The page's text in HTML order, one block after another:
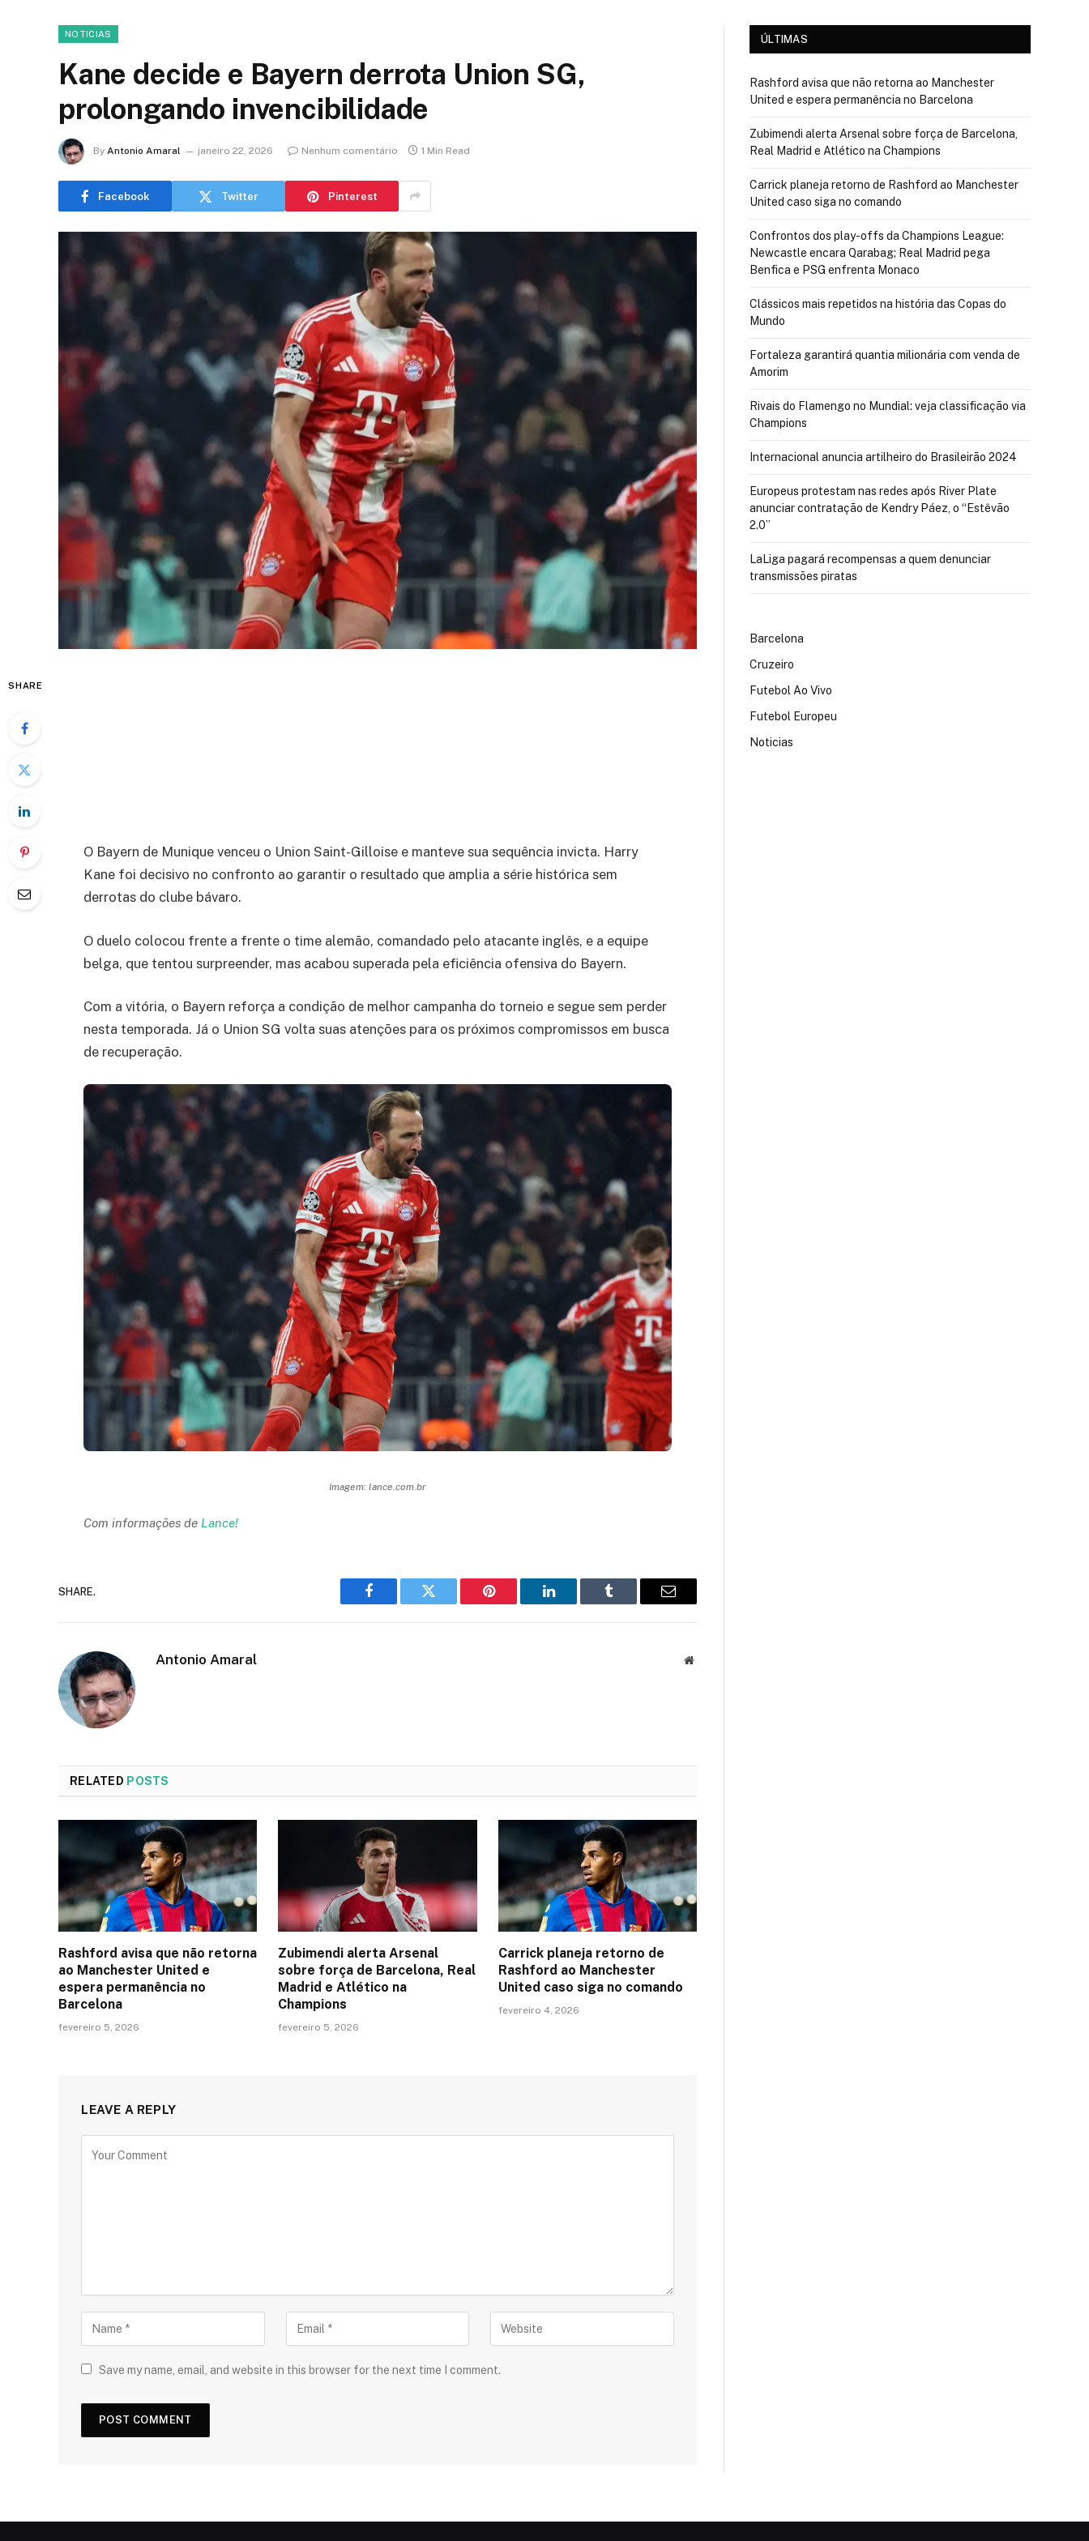
NOTICIAS
Kane decide e Bayern derrota Union SG,
prolongando invencibilidade
By Antonio Amaral janeiro 22, 2026 Nenhum comentário 1 Min Read
Facebook Twitter Pinterest
SHARE
O Bayern de Munique venceu o Union Saint-Gilloise e manteve sua sequência invicta. Harry
Kane foi decisivo no confronto ao garantir o resultado que amplia a série histórica sem
derrotas do clube bávaro.
O duelo colocou frente a frente o time alemão, comandado pelo atacante inglês, e a equipe
belga, que tentou surpreender, mas acabou superada pela eficiência ofensiva do Bayern.
Com a vitória, o Bayern reforça a condição de melhor campanha do torneio e segue sem perder
nesta temporada. Já o Union SG volta suas atenções para os próximos compromissos em busca
de recuperação.
Imagem: lance.com.br
Com informações de Lance!
SHARE.
Facebook Twitter Pinterest LinkedIn Tumblr Email
Antonio Amaral Website
RELATED POSTS
Rashford avisa que não retorna
ao Manchester United e
espera permanência no
Barcelona
fevereiro 5, 2026
Zubimendi alerta Arsenal
sobre força de Barcelona, Real
Madrid e Atlético na
Champions
fevereiro 5, 2026
Carrick planeja retorno de
Rashford ao Manchester
United caso siga no comando
fevereiro 4, 2026
LEAVE A REPLY
Save my name, email, and website in this browser for the next time I comment.
ÚLTIMAS
Rashford avisa que não retorna ao Manchester
United e espera permanência no Barcelona
Zubimendi alerta Arsenal sobre força de Barcelona,
Real Madrid e Atlético na Champions
Carrick planeja retorno de Rashford ao Manchester
United caso siga no comando
Confrontos dos play-offs da Champions League:
Newcastle encara Qarabag; Real Madrid pega
Benfica e PSG enfrenta Monaco
Clássicos mais repetidos na história das Copas do
Mundo
Fortaleza garantirá quantia milionária com venda de
Amorim
Rivais do Flamengo no Mundial: veja classificação via
Champions
Internacional anuncia artilheiro do Brasileirão 2024
Europeus protestam nas redes após River Plate
anunciar contratação de Kendry Páez, o “Estêvão
2.0”
LaLiga pagará recompensas a quem denunciar
transmissões piratas
Barcelona
Cruzeiro
Futebol Ao Vivo
Futebol Europeu
Noticias